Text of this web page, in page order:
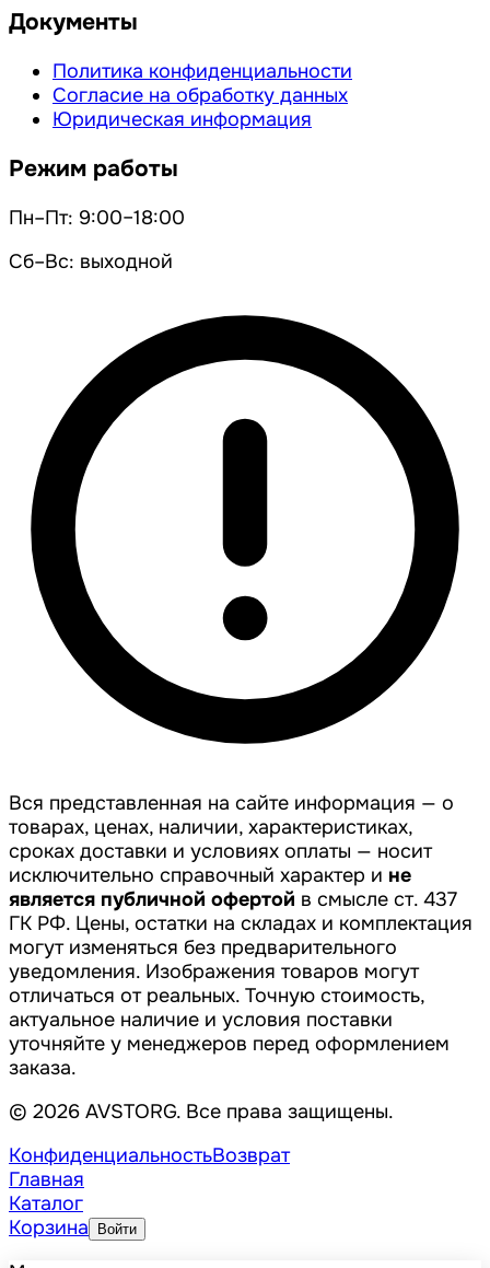
Документы
Политика конфиденциальности
Согласие на обработку данных
Юридическая информация
Режим работы
Пн–Пт: 9:00–18:00
Сб–Вс: выходной
Вся представленная на сайте информация — о
товарах, ценах, наличии, характеристиках,
сроках доставки и условиях оплаты — носит
исключительно справочный характер и не
является публичной офертой в смысле ст. 437
ГК РФ. Цены, остатки на складах и комплектация
могут изменяться без предварительного
уведомления. Изображения товаров могут
отличаться от реальных. Точную стоимость,
актуальное наличие и условия поставки
уточняйте у менеджеров перед оформлением
заказа.
© 2026 AVSTORG. Все права защищены.
КонфиденциальностьВозврат
Главная
Каталог
Корзина
Войти